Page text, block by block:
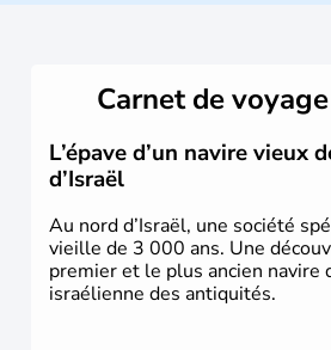
Carnet de voyage
L’épave d’un navire
d’Israël
Au nord d’Israël, une société
vieille de 3 000 ans. Une
premier et le plus ancien navire
israélienne des antiquités.